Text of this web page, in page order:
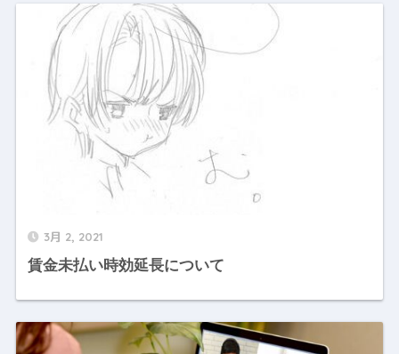
3月 2, 2021
賃金未払い時効延長について